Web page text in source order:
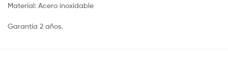
Material: Acero inoxidable
Garantía 2 años.